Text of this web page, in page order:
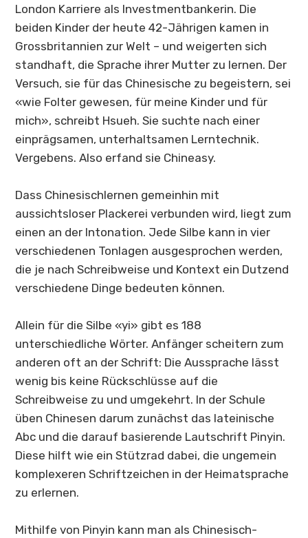
London Karriere als Investmentbankerin. Die
beiden Kinder der heute 42-Jährigen kamen in
Grossbritannien zur Welt – und weigerten sich
standhaft, die Sprache ihrer Mutter zu lernen. Der
Versuch, sie für das Chinesische zu begeistern, sei
«wie Folter gewesen, für meine Kinder und für
mich», schreibt Hsueh. Sie suchte nach einer
einprägsamen, unterhaltsamen Lerntechnik.
Vergebens. Also erfand sie Chineasy.
Dass Chinesischlernen gemeinhin mit
aussichtsloser Plackerei verbunden wird, liegt zum
einen an der Intonation. Jede Silbe kann in vier
verschiedenen Tonlagen ausgesprochen werden,
die je nach Schreibweise und Kontext ein Dutzend
verschiedene Dinge bedeuten können.
Allein für die Silbe «yi» gibt es 188
unterschiedliche Wörter. Anfänger scheitern zum
anderen oft an der Schrift: Die Aussprache lässt
wenig bis keine Rückschlüsse auf die
Schreibweise zu und umgekehrt. In der Schule
üben Chinesen darum zunächst das lateinische
Abc und die darauf basierende Lautschrift Pinyin.
Diese hilft wie ein Stützrad dabei, die ungemein
komplexeren Schriftzeichen in der Heimatsprache
zu erlernen.
Mithilfe von Pinyin kann man als Chinesisch-